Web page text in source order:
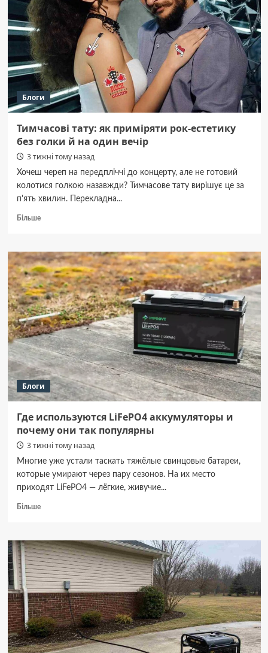
комбайна
по
модели
производителю
Блоги
Тимчасові тату: як приміряти рок-естетику
без голки й на один вечір
3 тижні тому назад
Хочеш череп на передпліччі до концерту, але не готовий
колотися голкою назавжди? Тимчасове тату вирішує це за
п'ять хвилин. Перекладна...
БільшеДокладніше
тату:
як
приміряти
рок-
естетику
без
голки
й
на
один
вечір
Блоги
Где используются LiFePO4 аккумуляторы и
почему они так популярны
3 тижні тому назад
Многие уже устали таскать тяжёлые свинцовые батареи,
которые умирают через пару сезонов. На их место
приходят LiFePO4 — лёгкие, живучие...
БільшеДокладніше
используются
LiFePO4
аккумуляторы
и
почему
они
так
популярны